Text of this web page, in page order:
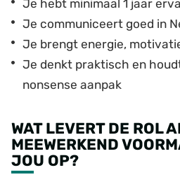
Je hebt minimaal 1 jaar
Je communiceert goed in
Je brengt energie,
Je denkt praktisch en
nonsense aanpak
WAT LEVERT DE ROL
MEEWERKEND
JOU OP?